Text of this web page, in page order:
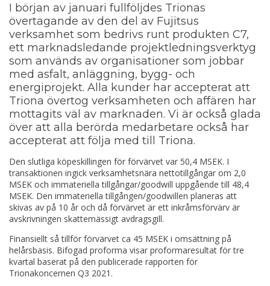
I början av januari fullföljdes Trionas
övertagande av den del av Fujitsus
verksamhet som bedrivs runt produkten C7,
ett marknadsledande projektledningsverktyg
som används av organisationer som jobbar
med asfalt, anläggning, bygg- och
energiprojekt. Alla kunder har accepterat att
Triona övertog verksamheten och affären har
mottagits väl av marknaden. Vi är också glada
över att alla berörda medarbetare också har
accepterat att följa med till Triona.
Den slutliga köpeskillingen för förvärvet var 50,4 MSEK. I
transaktionen ingick verksamhetsnära nettotillgångar om 2,0
MSEK och immateriella tillgångar/goodwill uppgående till 48,4
MSEK. Den immateriella tillgången/goodwillen planeras att
skivas av på 10 år och då förvärvet är ett inkråmsförvärv är
avskrivningen skattemässigt avdragsgill.
Finansiellt så tillför förvärvet ca 45 MSEK i omsättning på
helårsbasis. Bifogad proforma visar proformaresultat för tre
kvartal baserat på den publicerade rapporten för
Trionakoncernen Q3 2021.